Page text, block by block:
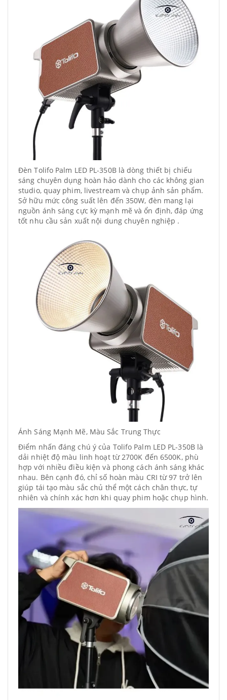
Đèn Tolifo Palm LED PL-350B là dòng thiết bị chiếu
sáng chuyên dụng hoàn hảo dành cho các không gian
studio, quay phim, livestream và chụp ảnh sản phẩm.
Sở hữu mức công suất lên đến 350W, đèn mang lại
nguồn ánh sáng cực kỳ mạnh mẽ và ổn định, đáp ứng
tốt nhu cầu sản xuất nội dung chuyên nghiệp .
Ánh Sáng Mạnh Mẽ, Màu Sắc Trung Thực
Điểm nhấn đáng chú ý của Tolifo Palm LED PL-350B là
dải nhiệt độ màu linh hoạt từ 2700K đến 6500K, phù
hợp với nhiều điều kiện và phong cách ánh sáng khác
nhau. Bên cạnh đó, chỉ số hoàn màu CRI từ 97 trở lên
giúp tái tạo màu sắc chủ thể một cách chân thực, tự
nhiên và chính xác hơn khi quay phim hoặc chụp hình.